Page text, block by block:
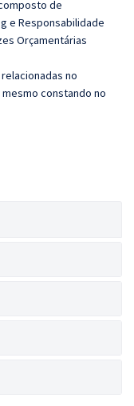
de
e Responsabilidade
Orçamentárias
no
constando no